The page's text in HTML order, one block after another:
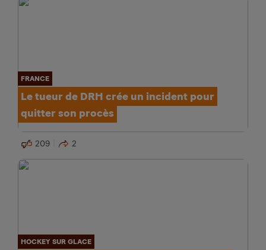
FRANCE
Le tueur de DRH crée un incident pour
quitter son procès
209 2
HOCKEY SUR GLACE